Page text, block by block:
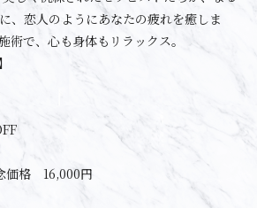
、恋人のようにあなたの疲れを癒しま
術で、心も身体もリラックス。
価格 16,000円